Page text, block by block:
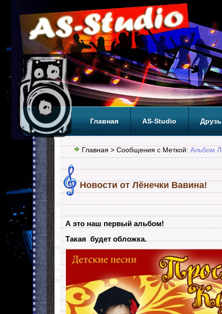
Главная AS-Studio
Теги ТОП
Главная > Сообщения с Меткой: Альбом
Новости от Лёнечки Вавина!
А это наш первый альбом!
Такая будет обложка.